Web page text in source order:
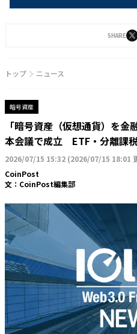
SHARE
トップ ニュース
暗号資産
「暗号資産（仮想通貨）を
本会議で成立 ETF・分離課
2026/07/15 15:32 (2026/07/15 18:01
CoinPost
文： CoinPost編集部